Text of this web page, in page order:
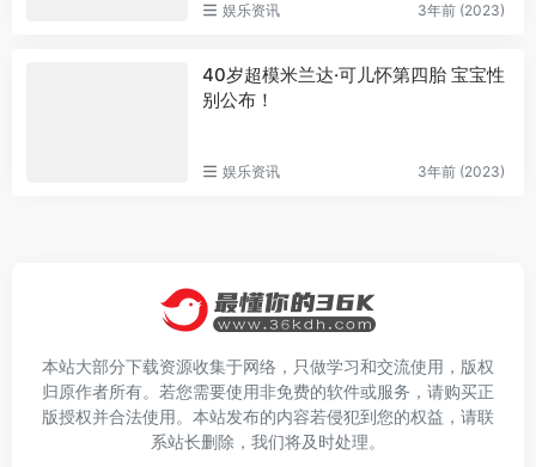
娱乐资讯 3年前 (2023)
40岁超模米兰达·可儿怀第四胎 宝宝性
别公布！
娱乐资讯 3年前 (2023)
本站大部分下载资源收集于网络，只做学习和交流使用，版权
归原作者所有。若您需要使用非免费的软件或服务，请购买正
版授权并合法使用。本站发布的内容若侵犯到您的权益，请联
系站长删除，我们将及时处理。